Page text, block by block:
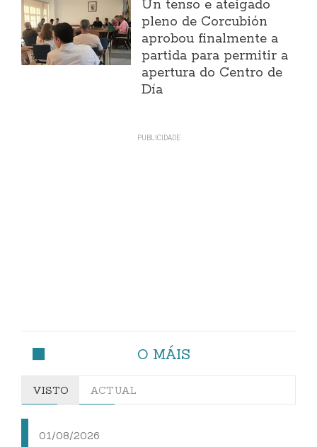
Un tenso e ateigado
pleno de Corcubión
aprobou finalmente a
partida para permitir a
apertura do Centro de
Día
O MÁIS
VISTO ACTUAL
01/08/2026